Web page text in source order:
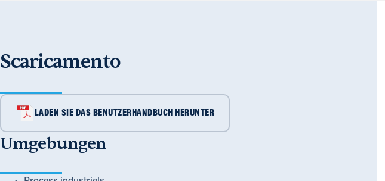
Scaricamento
LADEN SIE DAS BENUTZERHANDBUCH HERUNTER
Umgebungen